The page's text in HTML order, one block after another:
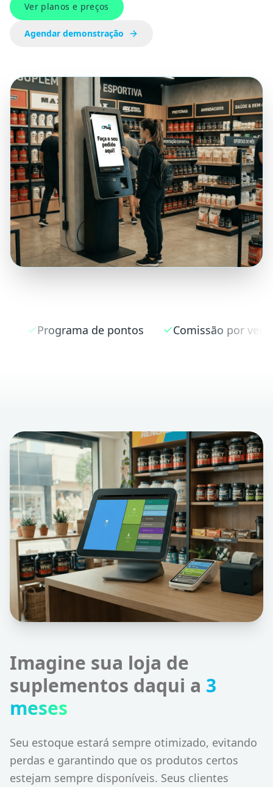
Ver planos e preços
Agendar demonstração
pontos Comissão por vendedor NFC-e
Imagine sua loja de
suplementos daqui a 3
meses
Seu estoque estará sempre otimizado, evitando
perdas e garantindo que os produtos certos
estejam sempre disponíveis. Seus clientes